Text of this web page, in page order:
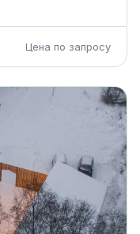
Цена по запросу